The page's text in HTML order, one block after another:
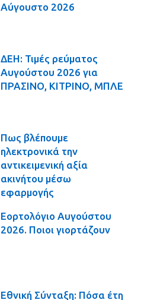
Αύγουστο 2026
ΔΕΗ: Τιμές ρεύματος
Αυγούστου 2026 για
ΠΡΑΣΙΝΟ, ΚΙΤΡΙΝΟ, ΜΠΛΕ
Πως βλέπουμε
ηλεκτρονικά την
αντικειμενική αξία
ακινήτου μέσω
εφαρμογής
Εορτολόγιο Αυγούστου
2026. Ποιοι γιορτάζουν
Εθνική Σύνταξη: Πόσα έτη